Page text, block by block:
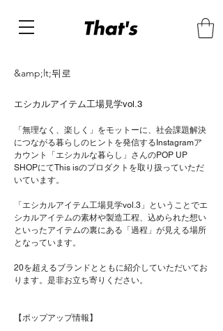
&amp;lt;뒤로
エシカルアイテム工場見学vol.3
「無理なく、楽しく」をモットーに、社会課題解決
につながる暮らしのヒントを発信するInstagramア
カウント「エシカルな暮らし」さんのPOP UP
SHOPにてThis isのプロダクトを取り扱っていただ
いています。
「エシカルアイテム工場見学vol.3」ということでエ
シカルアイテムの素材や製造工程、込められた想い
といったアイテムの裏にある「過程」が見える場所
となっています。
20を超えるブランドとともに紹介していただいてお
ります。是非お立ち寄りください。
【ポップアップ情報】